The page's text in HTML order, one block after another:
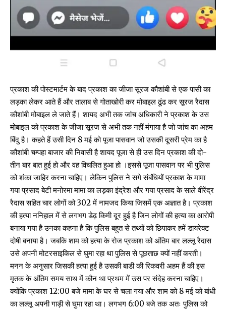
प्रकाश की पोस्टमार्टम के बाद प्रकाश का जीजा सूरज कौशांबी से एक पासी का
लड़का लेकर आते हैं और तालाब से गोताखोरी कर मोबाइल ढूंढ कर सूरज रैदास
कौशांबी मोबाइल ले जाते हैं। शायद अभी तक जांच अधिकारी ने प्रकाश के उस
मोबाइल को प्रकाश के जीजा सूरज से अभी तक नहीं मंगाया है जो जांच का अहम
बिंदु है। कहते हैं उसी दिन 8 मई को पूजा पासवान जो उसकी दूसरी प्रेम का है
कौशांबी चम्पहा बाजार की निवासी है शायद पूजा से ही उस दिन प्रकाश की दो-
तीन बार बात हुई हो और वह विचलित हुआ हो ।इससे पूजा पासवान पर भी पुलिस
को शंका जाहिर करना चाहिए। लेकिन पुलिस ने सगे संबंधियों प्रकाश के मामा
गया प्रसाद बेटी मनोरमा मामा का लड़का इंद्रेश और गया प्रसाद के साले वीरेंद्र
रैदास सहित चार लोगों को 302 में नामजद किया जिसमें एक अज्ञात है। प्रकाश
की हत्या ननिहाल में से लगभग डेढ़ किमी दूर हुई है जिन लोगों की हत्या का आरोपी
बनाया गया है उनका कहना है कि पुलिस बहुत से तथ्यों को छिपाकर हमें डायरेक्ट
दोषी बनाया है। जबकि शाम को हत्या के रोज प्रकाश को अंतिम बार लल्लू रैदास
उसे अपनी मोटरसाइकिल से घुमा रहा था पुलिस से पूछताछ क्यों नहीं करती।
मनन के अनुसार जिसकी हत्या हुई है उसकी बाडी की रिकवरी अहम हैं की इस
मृतक के अंतिम समय साथ में कौन था प्रथम में उस पर संदेह करना चाहिए।
क्योंकि प्रकाश 12:00 बजे मामा के घर से चला गया और शाम को 8 मई को बांधी
का लल्लू अपनी गाड़ी से घुमा रहा था। लगभग 6:00 बजे तक अतः पुलिस को